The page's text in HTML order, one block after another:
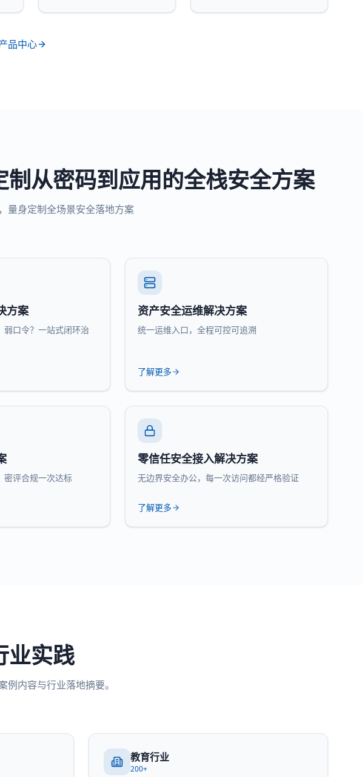
品中心
从密码到应用的全栈安全方案
量身定制全场景安全落地方案
方案
弱口令？一站式闭环治
资产安全运维解决方案
统一运维入口，全程可控可追溯
了解更多
密评合规一次达标
零信任安全接入解决方案
无边界安全办公，每一次访问都经严格验证
了解更多
业实践
内容与行业落地摘要。
教育行业
200+